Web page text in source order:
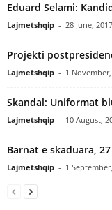
Eduard Selami:
Lajmetshqip - 28 June, 2017
Projekti
Lajmetshqip - 1 November,
Skandal: Uniformat
Lajmetshqip - 10 August,
Barnat e skaduara,
Lajmetshqip - 1